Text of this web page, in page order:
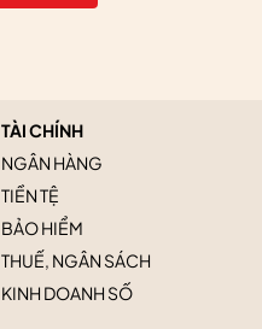
TÀI CHÍNH
NGÂN HÀNG
TIỀN TỆ
BẢO HIỂM
THUẾ, NGÂN SÁCH
KINH DOANH SỐ